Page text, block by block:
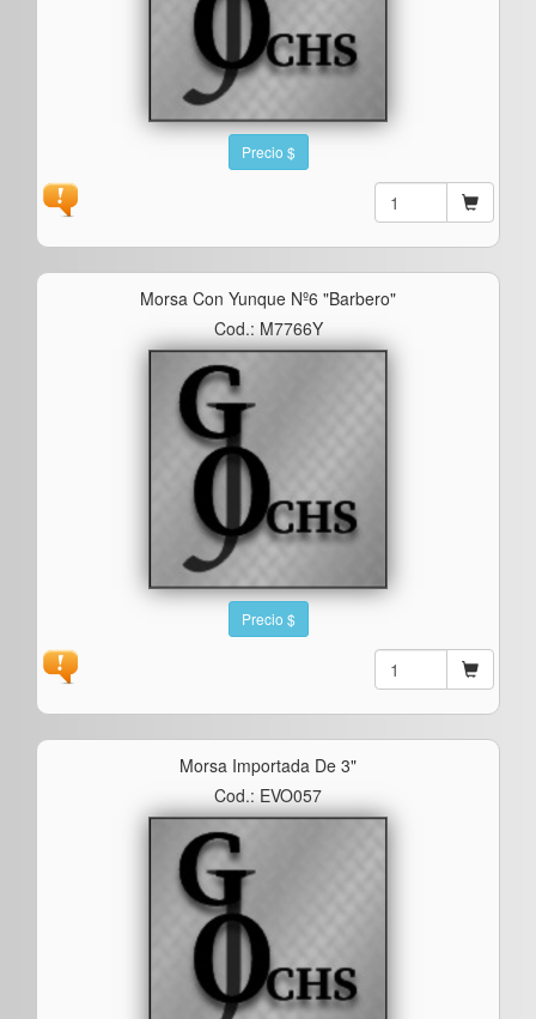
Precio $
Morsa Con Yunque Nº6 "barbero"
Cod.: M7766Y
Precio $
Morsa Importada De 3"
Cod.: EVO057